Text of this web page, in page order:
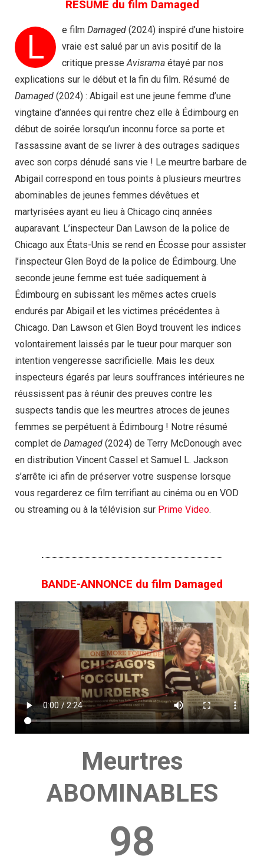
RÉSUMÉ du film Damaged
L e film Damaged (2024) inspiré d’une histoire
vraie est salué par un avis positif de la
critique presseAvisrama étayé par nos
explications sur le début et la fin du film. Résumé de
Damaged (2024) : Abigail est une jeune femme d’une
vingtaine d’années qui rentre chez elle à Édimbourg en
début de soirée lorsqu’un inconnu force sa porte et
l’assassine avant de se livrer à des outrages sadiques
avec son corps dénudé sans vie ! Le meurtre barbare de
Abigail correspond en tous points à plusieurs meurtres
abominables de jeunes femmes dévêtues et
martyrisées ayant eu lieu à Chicago cinq années
auparavant. L’inspecteur Dan Lawson de la police de
Chicago aux États-Unis se rend en Écosse pour assister
l’inspecteur Glen Boyd de la police de Édimbourg. Une
seconde jeune femme est tuée sadiquement à
Édimbourg en subissant les mêmes actes cruels
endurés par Abigail et les victimes précédentes à
Chicago. Dan Lawson et Glen Boyd trouvent les indices
volontairement laissés par le tueur pour marquer son
intention vengeresse sacrificielle. Mais les deux
inspecteurs égarés par leurs souffrances intérieures ne
réussissent pas à réunir des preuves contre les
suspects tandis que les meurtres atroces de jeunes
femmes se perpétuent à Édimbourg ! Notre résumé
complet de Damaged (2024) de Terry McDonough avec
en distribution Vincent Cassel et Samuel L. Jackson
s’arrête ici afin de préserver votre suspense lorsque
vous regarderez ce film terrifiant au cinéma ou en VOD
ou streaming ou à la télévision sur Prime Video.
BANDE-ANNONCE du film Damaged
Meurtres
ABOMINABLES
98